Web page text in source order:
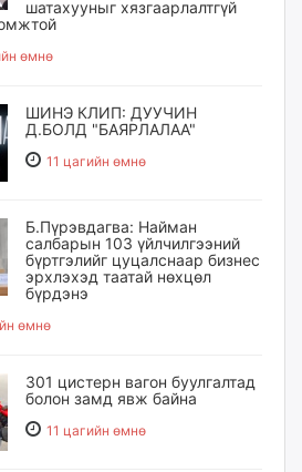
шатахууныг хязгаарлалтгүй
өмнө
ШИНЭ КЛИП: ДУУЧИН
Д.БОЛД "БАЯРЛАЛАА"
11 цагийн өмнө
Б.Пүрэвдагва: Найман
салбарын 103 үйлчилгээний
бүртгэлийг цуцалснаар бизнес
эрхлэхэд таатай нөхцөл
бүрдэнэ
өмнө
301 цистерн вагон буулгалтад
болон замд явж байна
11 цагийн өмнө